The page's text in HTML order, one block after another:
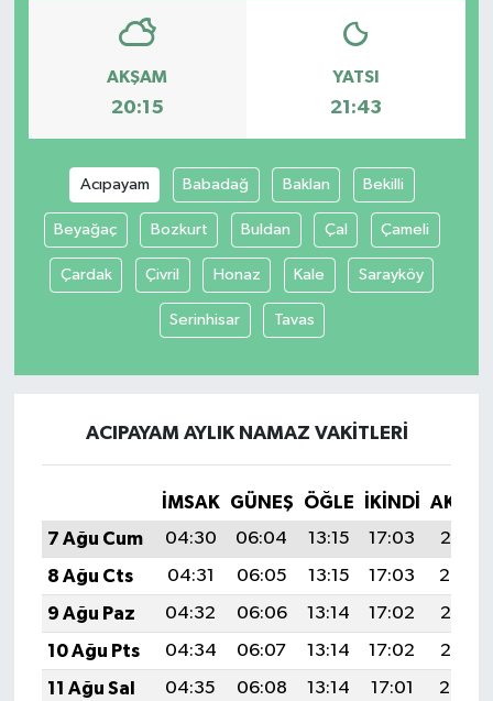
AKŞAM
20:15
YATSI
21:43
Acıpayam Babadağ Baklan Bekilli
Beyağaç Bozkurt Buldan Çal Çameli
Çardak Çivril Honaz Kale Sarayköy
Serinhisar Tavas
ACIPAYAM AYLIK NAMAZ VAKITLERI
İMSAK GÜNEŞ ÖĞLE İKINDI
7 Ağu Cum
04:30 06:04 13:15 17:03
20:15
8 Ağu Cts
04:31 06:05 13:15 17:03
20:14
9 Ağu Paz
04:32 06:06 13:14 17:02
20:13
10 Ağu Pts
04:34 06:07 13:14 17:02
20:12
11 Ağu Sal
04:35 06:08 13:14 17:01
20:10